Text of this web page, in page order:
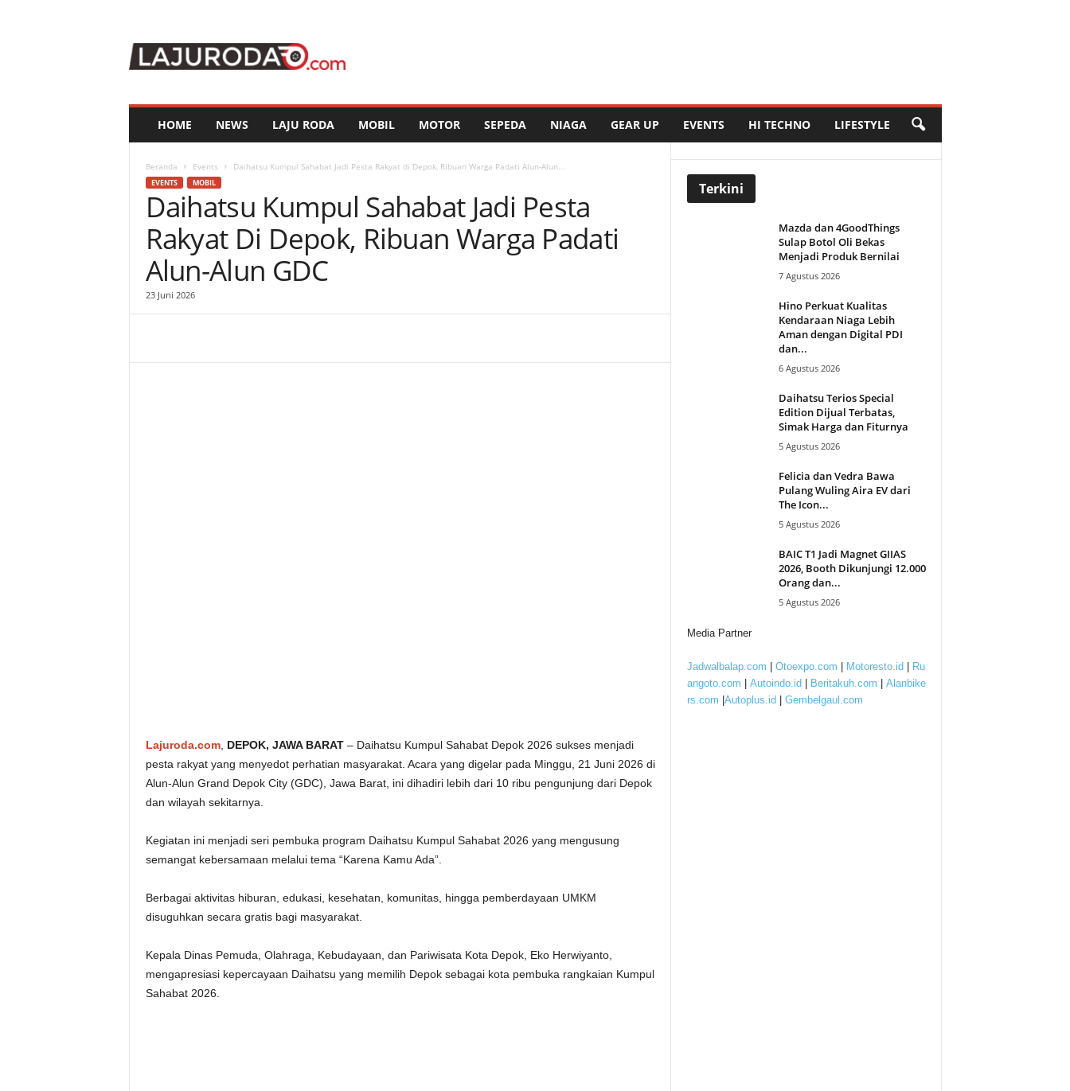
u
HOME NEWS LAJU RODA MOBIL MOTOR SEPEDA NIAGA GEAR UP EVENTS HI TECHNO LIFESTYLE
Beranda Events Daihatsu Kumpul Sahabat Jadi Pesta Rakyat di Depok, Ribuan Warga Padati Alun-Alun...
EVENTS MOBIL
Daihatsu Kumpul Sahabat Jadi Pesta
Rakyat Di Depok, Ribuan Warga Padati
Alun-Alun GDC
23 Juni 2026
Lajuroda.com, DEPOK, JAWA BARAT– Daihatsu Kumpul Sahabat Depok 2026 sukses menjadi
pesta rakyat yang menyedot perhatian masyarakat. Acara yang digelar pada Minggu, 21 Juni 2026 di
Alun-Alun Grand Depok City (GDC), Jawa Barat, ini dihadiri lebih dari 10 ribu pengunjung dari Depok
dan wilayah sekitarnya.
Kegiatan ini menjadi seri pembuka program Daihatsu Kumpul Sahabat 2026 yang mengusung
semangat kebersamaan melalui tema “Karena Kamu Ada”.
Berbagai aktivitas hiburan, edukasi, kesehatan, komunitas, hingga pemberdayaan UMKM
disuguhkan secara gratis bagi masyarakat.
Kepala Dinas Pemuda, Olahraga, Kebudayaan, dan Pariwisata Kota Depok, Eko Herwiyanto,
mengapresiasi kepercayaan Daihatsu yang memilih Depok sebagai kota pembuka rangkaian Kumpul
Sahabat 2026.
Terkini
Mazda dan 4GoodThings
Sulap Botol Oli Bekas
Menjadi Produk Bernilai
7 Agustus 2026
Hino Perkuat Kualitas
Kendaraan Niaga Lebih
Aman dengan Digital PDI
dan...
6 Agustus 2026
Daihatsu Terios Special
Edition Dijual Terbatas,
Simak Harga dan Fiturnya
5 Agustus 2026
Felicia dan Vedra Bawa
Pulang Wuling Aira EV dari
The Icon...
5 Agustus 2026
BAIC T1 Jadi Magnet GIIAS
2026, Booth Dikunjungi 12.000
Orang dan...
5 Agustus 2026
Media Partner
Jadwalbalap.com Otoexpo.com Motoresto.id
Ru
angoto.com
Autoindo.id Beritakuh.com
Alanbike
rs.com Autoplus.id Gembelgaul.com